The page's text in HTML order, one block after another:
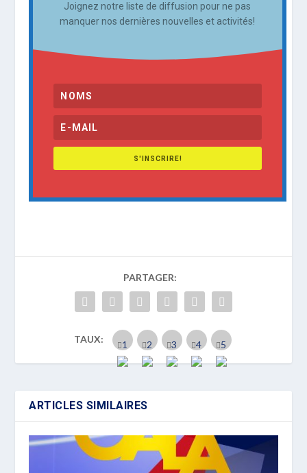
Joignez notre liste de diffusion pour ne pas
manquer nos dernières nouvelles et activités!
S'INSCRIRE!
PARTAGER:
TAUX:
ARTICLES SIMILAIRES